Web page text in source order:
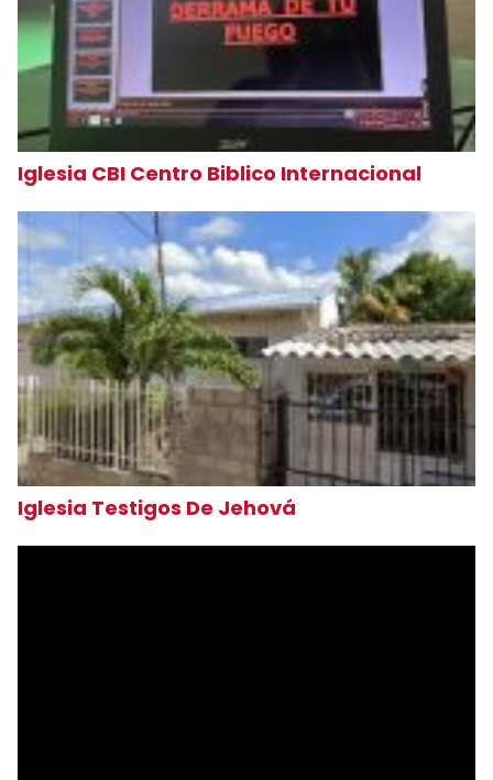
Iglesia CBI Centro Biblico Internacional
Iglesia Testigos De Jehová